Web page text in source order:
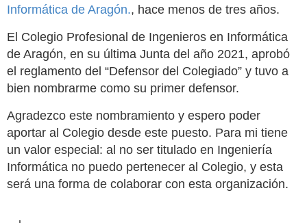
Informática de Aragón., hace menos de tres años.
El Colegio Profesional de Ingenieros en Informática
de Aragón, en su última Junta del año 2021, aprobó
el reglamento del “Defensor del Colegiado” y tuvo a
bien nombrarme como su primer defensor.
Agradezco este nombramiento y espero poder
aportar al Colegio desde este puesto. Para mi tiene
un valor especial: al no ser titulado en Ingeniería
Informática no puedo pertenecer al Colegio, y esta
será una forma de colaborar con esta organización.